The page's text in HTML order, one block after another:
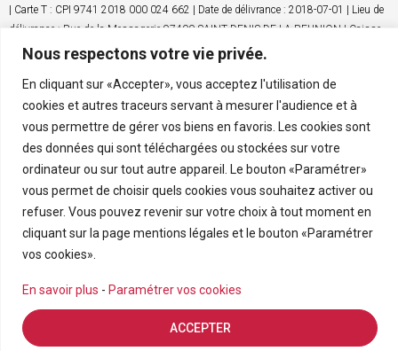
Nous respectons votre vie privée.
En cliquant sur «Accepter», vous acceptez l'utilisation de
cookies et autres traceurs servant à mesurer l'audience et à
vous permettre de gérer vos biens en favoris. Les cookies sont
des données qui sont téléchargées ou stockées sur votre
ordinateur ou sur tout autre appareil. Le bouton «Paramétrer»
vous permet de choisir quels cookies vous souhaitez activer ou
refuser. Vous pouvez revenir sur votre choix à tout moment en
cliquant sur la page mentions légales et le bouton «Paramétrer
vos cookies».
En savoir plus - Paramétrer vos cookies
ACCEPTER
| Carte T : CPI 9741 2018 000 024 662 | Date de délivrance : 2018-07-01 | Lieu de
délivrance : Rue de la Messagerie 97400 SAINT DENIS DE LA REUNION | Caisse
de garantie financière : GALIAN. | N° de caisse de garantie : 45553 | Adresse
financière : 120 000 | Nom du médiateur : NC | Adresse du médiateur : NC |
Adresse du site : NC | Entreprise juridiquement et financièrement indépendante
Nous contacter